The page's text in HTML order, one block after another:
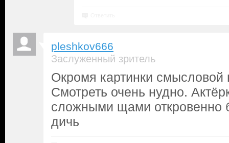
pleshkov666
Заслуженный зритель
Окромя картинки смысловой
Смотреть очень нудно.
сложными щами откровенно
дичь